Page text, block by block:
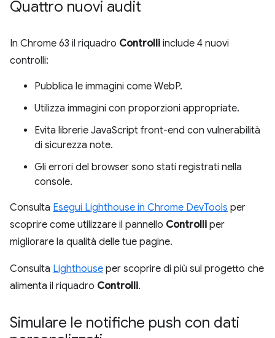
Quattro nuovi audit
In Chrome 63 il riquadro Controlli include 4 nuovi
controlli:
Pubblica le immagini come WebP.
Utilizza immagini con proporzioni appropriate.
Evita librerie JavaScript front-end con vulnerabilità
di sicurezza note.
Gli errori del browser sono stati registrati nella
console.
Consulta Esegui Lighthouse in Chrome DevTools per
scoprire come utilizzare il pannello Controlli per
migliorare la qualità delle tue pagine.
Consulta Lighthouse per scoprire di più sul progetto che
alimenta il riquadro Controlli.
Simulare le notifiche push con dati